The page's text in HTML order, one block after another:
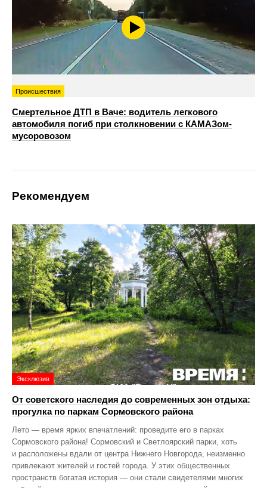
Происшествия
Смертельное ДТП в Ваче: водитель легкового
автомобиля погиб при столкновении с КАМАЗом-
мусоровозом
Рекомендуем
Эксклюзив
От советского наследия до современных зон отдыха:
прогулка по паркам Сормовского района
Лето — время ярких впечатлений: проведите его в парках
Сормовского района! Сормовский и Светлоярский парки, хоть
и расположены вдали от центра Нижнего Новгорода, неизменно
привлекают жителей и гостей города. У этих общественных
пространств богатая история — они стали свидетелями многих